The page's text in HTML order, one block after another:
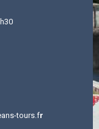
tours.fr